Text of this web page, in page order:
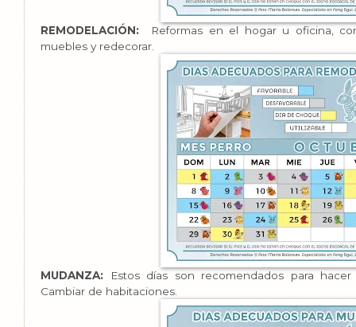
REMODELACIÓN:
Reformas en el hogar u oficina,
muebles y redecorar.
MUDANZA: Estos días son recomendados para
Cambiar de habitaciones.